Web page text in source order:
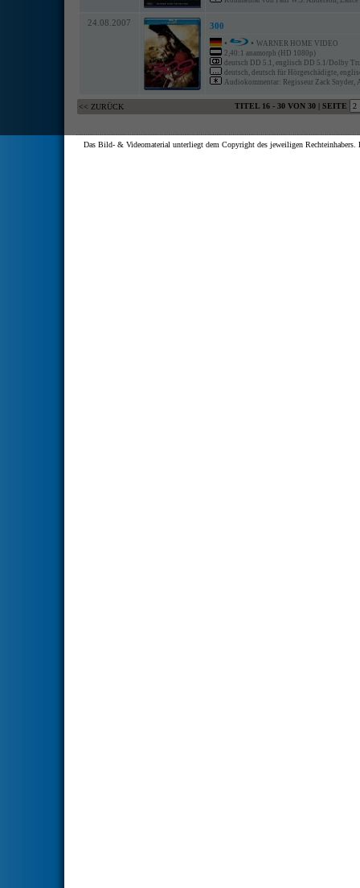
24.08.2007
300
•
• WARNER HOME VIDEO
2,40:1 anamorph (HD 1080p)
deutsch DD 5.1, englisch DD 5.1/Dolby
deutsch, deutsch für Hörgeschädigte,
Audiokommentar: Regisseur Zack Snyder,
<< ZURÜCK TITEL 16 - 30 VON 30 | SEITE
Das Bild- & Videomaterial unterliegt dem Copyright des jeweiligen